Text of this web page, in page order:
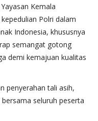
Kemala
Polri dalam
Indonesia, khususnya
semangat gotong
demi kemajuan kualitas
penyerahan tali asih,
seluruh peserta